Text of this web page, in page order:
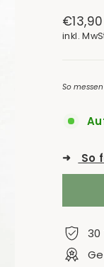
Normaler
Preis
€13,90
inkl.
So
➜ So